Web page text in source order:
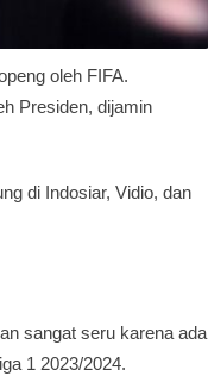
oleh FIFA.
Presiden, dijamin
di Indosiar, Vidio, dan
sangat seru karena ada
1 2023/2024.